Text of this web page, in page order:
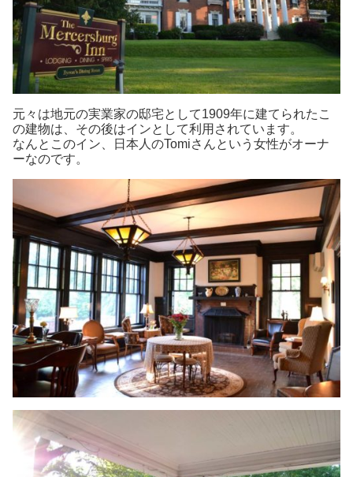
元々は地元の実業家の邸宅として1909年に建てられたこ
の建物は、その後はインとして利用されています。
なんとこのイン、日本人のTomiさんという女性がオーナ
ーなのです。